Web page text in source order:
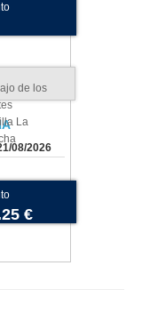
de los
La
08/2026
€